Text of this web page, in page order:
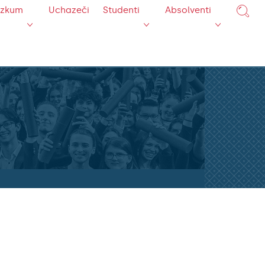
Uchazeči Studenti Absolventi